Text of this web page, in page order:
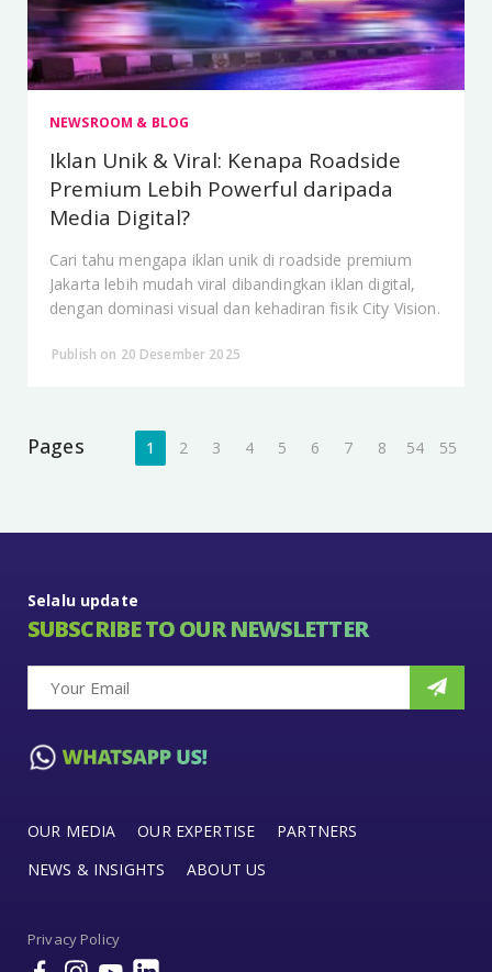
NEWSROOM & BLOG
Iklan Unik & Viral: Kenapa Roadside
Premium Lebih Powerful daripada
Media Digital?
Cari tahu mengapa iklan unik di roadside premium
Jakarta lebih mudah viral dibandingkan iklan digital,
dengan dominasi visual dan kehadiran fisik City Vision.
Publish on 20 Desember 2025
Pages 1 2 3 4 5 6 7 8 54 55
Selalu update
SUBSCRIBE TO OUR NEWSLETTER
OUR MEDIA OUR EXPERTISE
PARTNERS
NEWS & INSIGHTS
ABOUT US
Privacy Policy